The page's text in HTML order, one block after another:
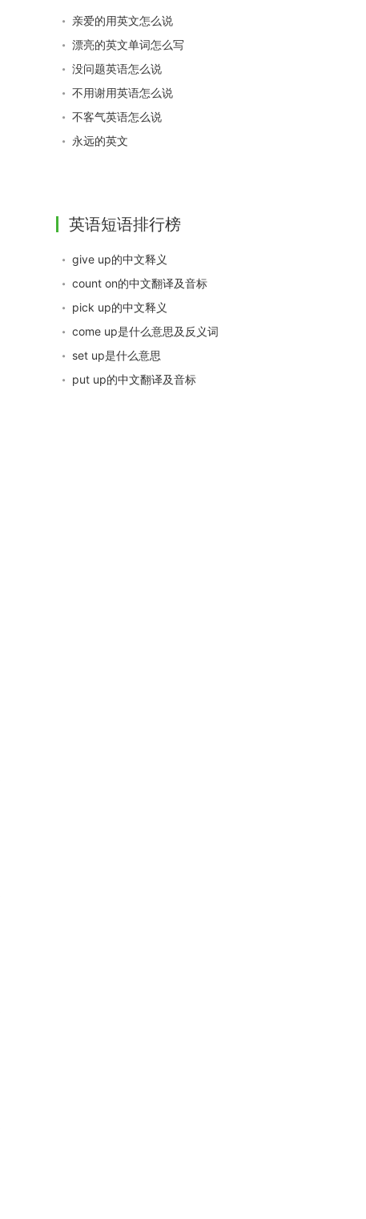
亲爱的用英文怎么说
漂亮的英文单词怎么写
没问题英语怎么说
不用谢用英语怎么说
不客气英语怎么说
永远的英文
英语短语排行榜
give up的中文释义
count on的中文翻译及音标
pick up的中文释义
come up是什么意思及反义词
set up是什么意思
put up的中文翻译及音标